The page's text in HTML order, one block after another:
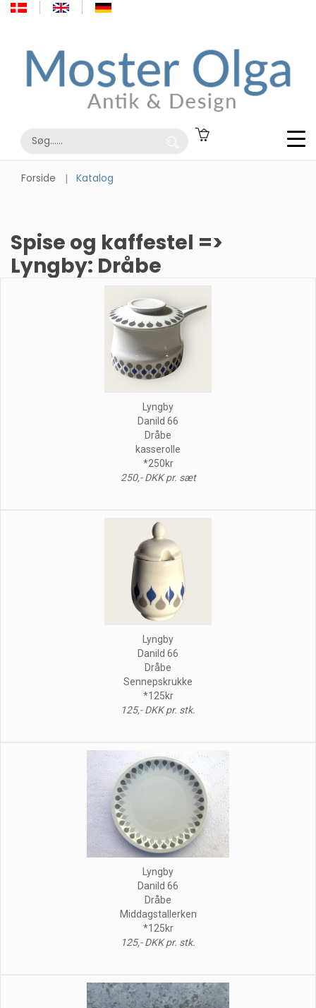
Forside Katalog
Spise og kaffestel =>
Lyngby: Dråbe
Lyngby
Danild 66
Dråbe
kasserolle
*250kr
250,- DKK pr. sæt
Lyngby
Danild 66
Dråbe
Sennepskrukke
*125kr
125,- DKK pr. stk.
Lyngby
Danild 66
Dråbe
Middagstallerken
*125kr
125,- DKK pr. stk.